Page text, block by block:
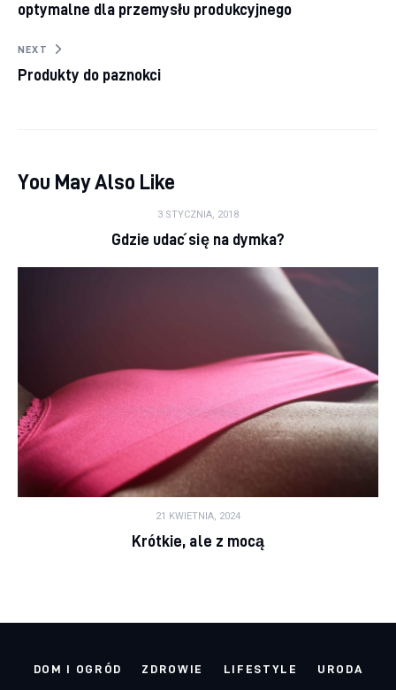
optymalne dla przemysłu produkcyjnego
NEXT
Produkty do paznokci
You May Also Like
3 STYCZNIA, 2018
Gdzie udać się na dymka?
21 KWIETNIA, 2024
Krótkie, ale z mocą
DOM I OGRÓD ZDROWIE LIFESTYLE URODA